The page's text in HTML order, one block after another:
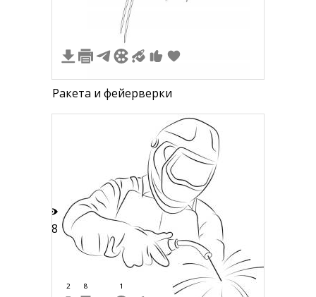
Ракета и фейерверки
18
2 8 1